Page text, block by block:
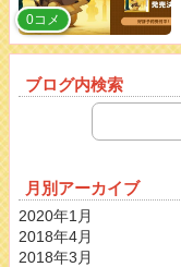
0コメ
ブログ内検索
月別アーカイブ
2020年1月
2018年4月
2018年3月